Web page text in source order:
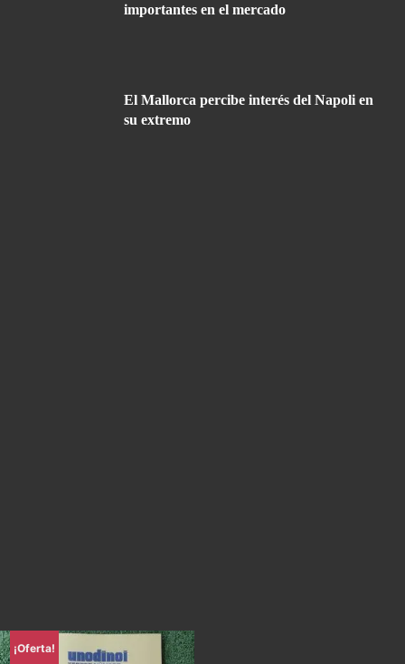
importantes en el mercado
El Mallorca percibe interés del Napoli en
su extremo
¡Oferta!